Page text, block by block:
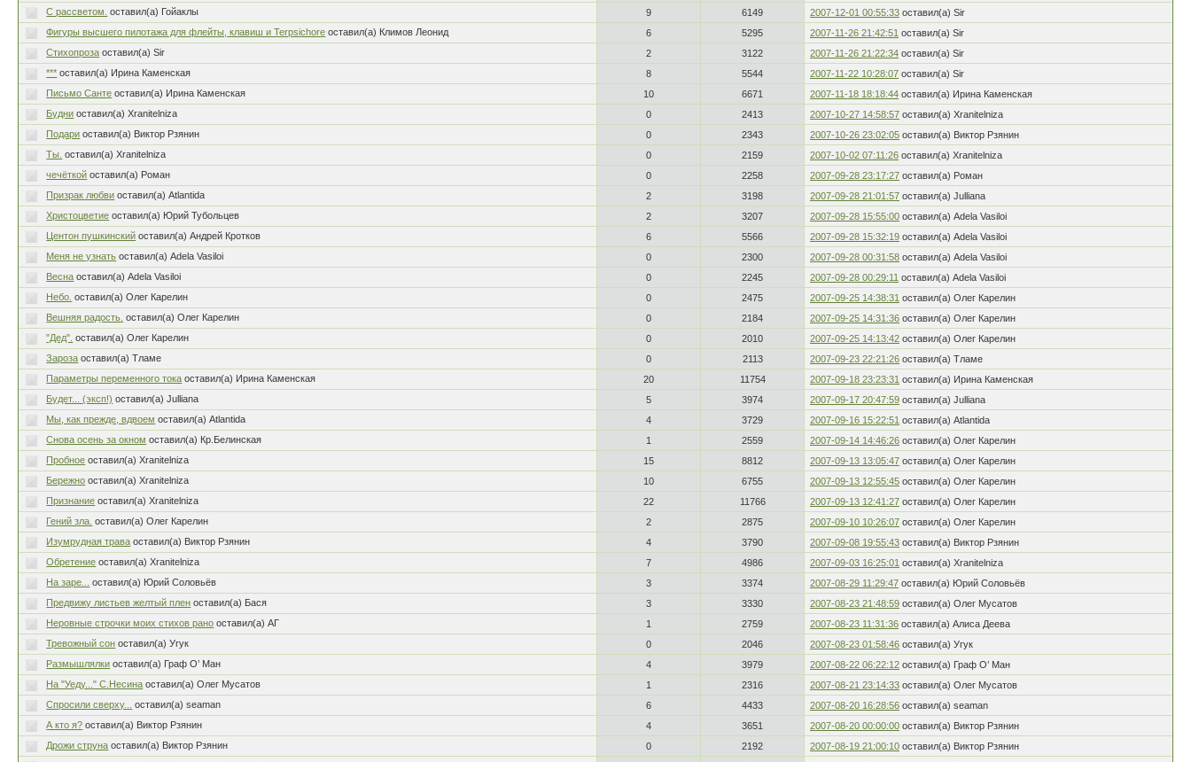
С рассветом.
оставил(а) Гойаклы 9 6149 2007-12-01 00:55:33 оставил(а) Sir
Фигуры высшего пилотажа для флейты, клавиш и Terpsichore оставил(а) Климов Леонид 6 5295 2007-11-26 21:42:51 оставил(а) Sir
Стихопроза оставил(а) Sir 2 3122 2007-11-26 21:22:34 оставил(а) Sir
*** оставил(а) Ирина Каменская 8 5544 2007-11-22 10:28:07 оставил(а) Sir
Письмо Санте оставил(а) Ирина Каменская 10 6671 2007-11-18 18:18:44 оставил(а) Ирина Каменская
Будни оставил(а) Xranitelniza 0 2413 2007-10-27 14:58:57 оставил(а) Xranitelniza
Подари оставил(а) Виктор Рзянин 0 2343 2007-10-26 23:02:05 оставил(а) Виктор Рзянин
Ты. оставил(а) Xranitelniza 0 2159 2007-10-02 07:11:26 оставил(а) Xranitelniza
чечёткой оставил(а) Роман 0 2258 2007-09-28 23:17:27 оставил(а) Роман
Призрак любви оставил(а) Atlantida 2 3198 2007-09-28 21:01:57 оставил(а) Julliana
Христоцветие оставил(а) Юрий Тубольцев 2 3207 2007-09-28 15:55:00 оставил(а) Adela Vasiloi
Центон пушкинский оставил(а) Андрей Кротков 6 5566 2007-09-28 15:32:19 оставил(а) Adela Vasiloi
Меня не узнать оставил(а) Adela Vasiloi 0 2300 2007-09-28 00:31:58 оставил(а) Adela Vasiloi
Весна оставил(а) Adela Vasiloi 0 2245 2007-09-28 00:29:11 оставил(а) Adela Vasiloi
Небо. оставил(а) Олег Карелин 0 2475 2007-09-25 14:38:31 оставил(а) Олег Карелин
Вешняя радость. оставил(а) Олег Карелин 0 2184 2007-09-25 14:31:36 оставил(а) Олег Карелин
"Дед". оставил(а) Олег Карелин 0 2010 2007-09-25 14:13:42 оставил(а) Олег Карелин
Зароза оставил(а) Тламе 0 2113 2007-09-23 22:21:26 оставил(а) Тламе
Параметры переменного тока оставил(а) Ирина Каменская 20 11754 2007-09-18 23:23:31 оставил(а) Ирина Каменская
Будет... (эксп!) оставил(а) Julliana 5 3974 2007-09-17 20:47:59 оставил(а) Julliana
Мы, как прежде, вдвоем оставил(а) Atlantida 4 3729 2007-09-16 15:22:51 оставил(а) Atlantida
Снова осень за окном оставил(а) Кр.Белинская 1 2559 2007-09-14 14:46:26 оставил(а) Олег Карелин
Пробное оставил(а) Xranitelniza 15 8812 2007-09-13 13:05:47 оставил(а) Олег Карелин
Бережно оставил(а) Xranitelniza 10 6755 2007-09-13 12:55:45 оставил(а) Олег Карелин
Признание оставил(а) Xranitelniza 22 11766 2007-09-13 12:41:27 оставил(а) Олег Карелин
Гений зла. оставил(а) Олег Карелин 2 2875 2007-09-10 10:26:07 оставил(а) Олег Карелин
Изумрудная трава оставил(а) Виктор Рзянин 4 3790 2007-09-08 19:55:43 оставил(а) Виктор Рзянин
Обретение оставил(а) Xranitelniza 7 4986 2007-09-03 16:25:01 оставил(а) Xranitelniza
На заре...
оставил(а) Юрий Соловьёв 3 3374 2007-08-29 11:29:47 оставил(а) Юрий Соловьёв
Предвижу листьев желтый плен оставил(а) Бася 3 3330 2007-08-23 21:48:59 оставил(а) Oлег Мусатов
Неровные строчки моих стихов рано оставил(а) АГ 1 2759 2007-08-23 11:31:36 оставил(а) Алиса Деева
Тревожный сон оставил(а) Угук 0 2046 2007-08-23 01:58:46 оставил(а) Угук
Размышлялки оставил(а) Граф О’ Ман 4 3979 2007-08-22 06:22:12 оставил(а) Граф О’ Ман
На "Уеду..." С.Несина оставил(а) Oлег Мусатов 1 2316 2007-08-21 23:14:33 оставил(а) Oлег Мусатов
Спросили сверху...
оставил(а) seaman 6 4433 2007-08-20 16:28:56 оставил(а) seaman
А кто я? оставил(а) Виктор Рзянин 4 3651 2007-08-20 00:00:00 оставил(а) Виктор Рзянин
Дрожи струна оставил(а) Виктор Рзянин 0 2192 2007-08-19 21:00:10 оставил(а) Виктор Рзянин